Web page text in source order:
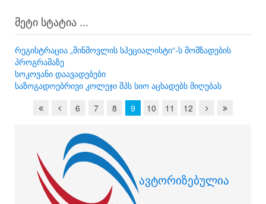
მეტი სტატია ...
რეგისტრაცია „შინმოვლის სპეციალისტი“-ს მომზადების
პროგრამაზე
სოკოვანი დაავადებები
საზოგადოებრივი კოლეჯი შპს სიო აცხადებს მიღებას
6
7 8 9 10 11 12
ავტორიზებულია